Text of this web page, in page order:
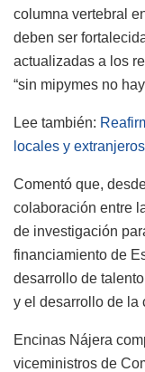
columna vertebral
deben ser
actualizadas a los
“sin mipymes no
Lee también:
locales y
Comentó que,
colaboración entre
de investigación
financiamiento de
desarrollo de
y el desarrollo de la
Encinas Nájera
viceministros de